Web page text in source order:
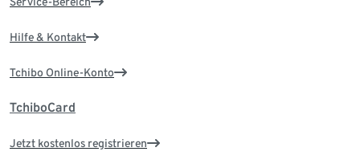
Hilfe & Kontakt
Tchibo Online-Konto
TchiboCard
Jetzt kostenlos registrieren